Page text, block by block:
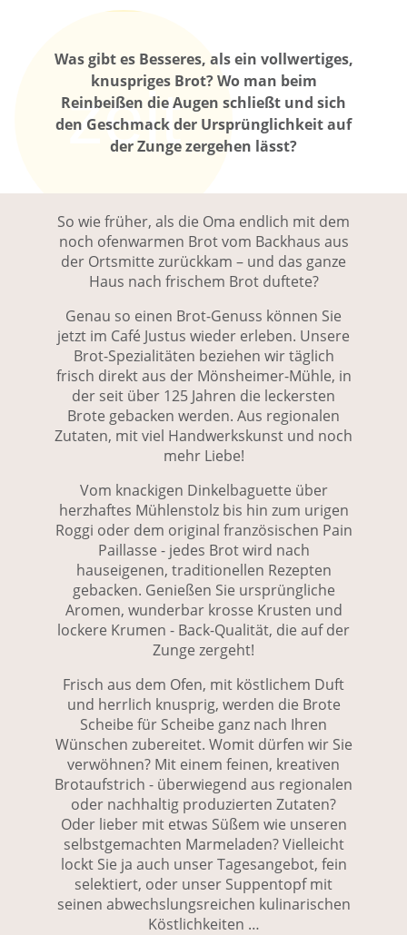
zeit
café
Was gibt es Besseres, als ein vollwertiges,
knuspriges Brot? Wo man beim
Reinbeißen die Augen schließt und sich
den Geschmack der Ursprünglichkeit auf
der Zunge zergehen lässt?
So wie früher, als die Oma endlich mit dem
noch ofenwarmen Brot vom Backhaus aus
der Ortsmitte zurückkam – und das ganze
Haus nach frischem Brot duftete?
Genau so einen Brot-Genuss können Sie
jetzt im Café Justus wieder erleben. Unsere
Brot-Spezialitäten beziehen wir täglich
frisch direkt aus der Mönsheimer-Mühle, in
der seit über 125 Jahren die leckersten
Brote gebacken werden. Aus regionalen
Zutaten, mit viel Handwerkskunst und noch
mehr Liebe!
Vom knackigen Dinkelbaguette über
herzhaftes Mühlenstolz bis hin zum urigen
Roggi oder dem original französischen Pain
Paillasse - jedes Brot wird nach
hauseigenen, traditionellen Rezepten
gebacken. Genießen Sie ursprüngliche
Aromen, wunderbar krosse Krusten und
lockere Krumen - Back-Qualität, die auf der
Zunge zergeht!
Frisch aus dem Ofen, mit köstlichem Duft
und herrlich knusprig, werden die Brote
Scheibe für Scheibe ganz nach Ihren
Wünschen zubereitet. Womit dürfen wir Sie
verwöhnen? Mit einem feinen, kreativen
Brotaufstrich - überwiegend aus regionalen
oder nachhaltig produzierten Zutaten?
Oder lieber mit etwas Süßem wie unseren
selbstgemachten Marmeladen? Vielleicht
lockt Sie ja auch unser Tagesangebot, fein
selektiert, oder unser Suppentopf mit
seinen abwechslungsreichen kulinarischen
Köstlichkeiten …